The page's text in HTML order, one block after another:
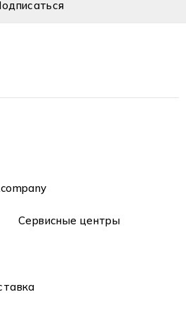
Сервисные центры